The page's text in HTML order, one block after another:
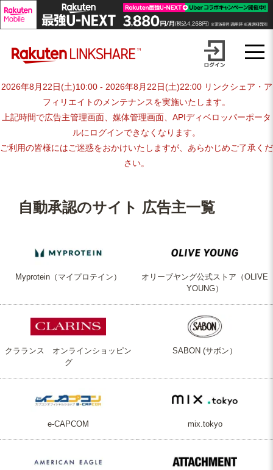
【1円からお支払い可能】アフィリエイトならリンクシェア・ジャパ
2026年8月22日(土)10:00 - 2026年8月22日(土)22:00 リンクシェア・ア
フィリエイトのメンテナンスを実施いたします。
上記時間で広告主管理画面、媒体管理画面、APIディベロッパーポータ
ルにログインできなくなります。
ご利用の皆様にはご迷惑をおかけいたしますが、あらかじめご了承くだ
さい。
自動承認のサイト 広告主一覧
Myprotein（マイプロテイン）
オリーブヤング公式ストア（OLIVE
YOUNG）
クラランス オンラインショッピン
グ
SABON (サボン）
e-CAPCOM mix.tokyo